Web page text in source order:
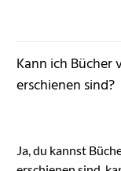
Kann ich
erschienen sind?
Ja, du kannst